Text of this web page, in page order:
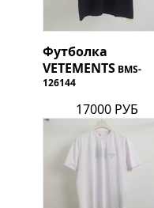
Футболка
VETEMENTS BMS-
126144
17000 РУБ